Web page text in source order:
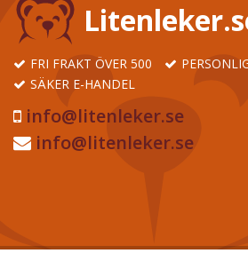
FRI FRAKT ÖVER 500
SÄKER E-HANDEL
info@litenleker.se
info@litenleker.se